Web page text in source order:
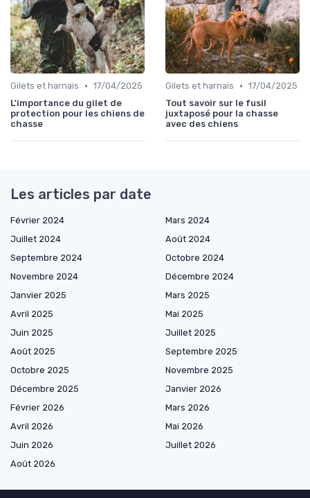
Gilets et harnais • 17/04/2025
L'importance du gilet de
protection pour les chiens de
chasse
Gilets et harnais • 17/04/2025
Tout savoir sur le fusil
juxtaposé pour la chasse
avec des chiens
Les articles par date
Février 2024
Mars 2024
Juillet 2024
Août 2024
Septembre 2024
Octobre 2024
Novembre 2024
Décembre 2024
Janvier 2025
Mars 2025
Avril 2025
Mai 2025
Juin 2025
Juillet 2025
Août 2025
Septembre 2025
Octobre 2025
Novembre 2025
Décembre 2025
Janvier 2026
Février 2026
Mars 2026
Avril 2026
Mai 2026
Juin 2026
Juillet 2026
Août 2026